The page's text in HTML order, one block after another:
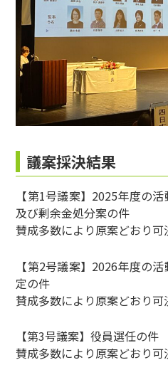
議案採決結果
【第1号議案】2025年度の
及び剰余金処分案の件
賛成多数により原案どおり可
【第2号議案】2026年度の
定の件
賛成多数により原案どおり可
【第3号議案】役員選任の件
賛成多数により原案どおり可